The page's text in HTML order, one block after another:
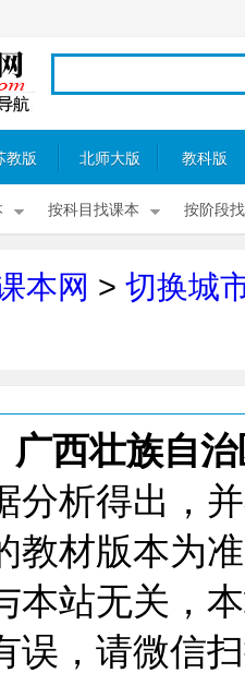
教版 北师大版 教科版
按科目找课本 按阶段
本网 > 切换城
广西壮族自
分析得出，
教材版本为
本站无关，
误，请微信